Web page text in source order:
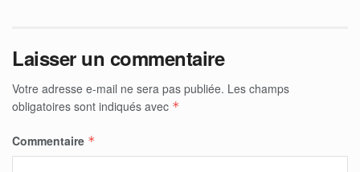
Laisser un commentaire
Votre adresse e-mail ne sera pas publiée. Les champs
obligatoires sont indiqués avec *
Commentaire *